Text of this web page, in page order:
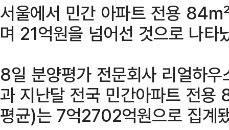
서울에서 민간 아파트 전용 84
며 21억원을 넘어선 것으로 나타
8일 분양평가 전문회사 리얼하
과 지난달 전국 민간아파트 전
평균)는 7억2702억원으로 집계